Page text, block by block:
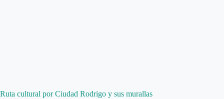
Ruta cultural por Ciudad Rodrigo y sus murallas